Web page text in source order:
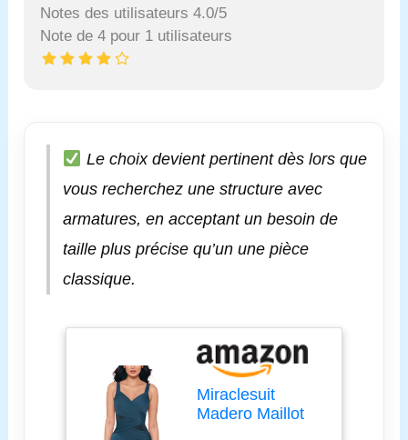
Notes des utilisateurs 4.0/5
Note de 4 pour 1 utilisateurs
Le choix devient pertinent dès lors que
vous recherchez une structure avec
armatures, en acceptant un besoin de
taille plus précise qu’un une pièce
classique.
Miraclesuit
Madero Maillot